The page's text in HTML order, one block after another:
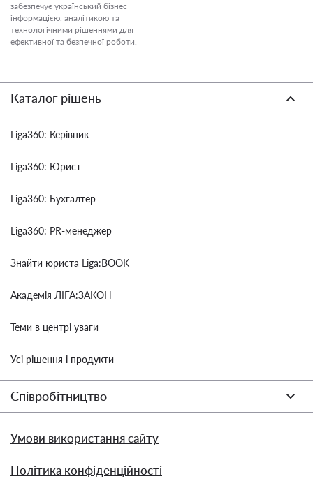
забезпечує український бізнес
інформацією, аналітикою та
технологічними рішеннями для
ефективної та безпечної роботи.
Каталог рішень
Liga360: Керівник
Liga360: Юрист
Liga360: Бухгалтер
Liga360: PR-менеджер
Знайти юриста Liga:BOOK
Академія ЛІГА:ЗАКОН
Теми в центрі уваги
Усі рішення і продукти
Співробітництво
Умови використання сайту
Політика конфіденційності